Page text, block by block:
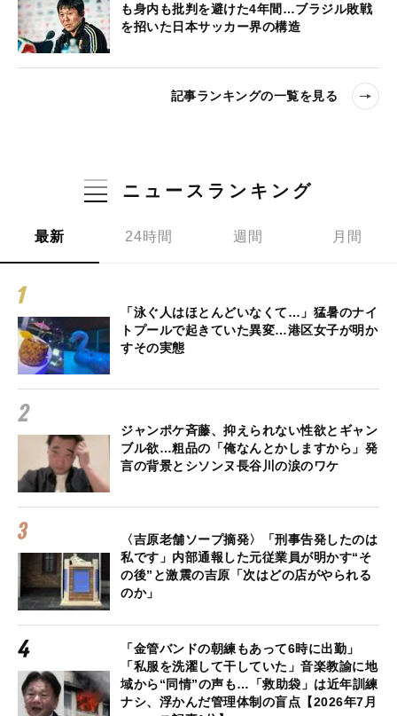
も身内も批判を避けた4年間…ブラジル敗戦
を招いた日本サッカー界の構造
記事ランキングの一覧を見る
ニュースランキング
最新 24時間 週間 月間
「泳ぐ人はほとんどいなくて…」猛暑のナイ
トプールで起きていた異変…港区女子が明か
すその実態
ジャンポケ斉藤、抑えられない性欲とギャン
ブル欲…粗品の「俺なんとかしますから」発
言の背景とシソンヌ長谷川の涙のワケ
〈吉原老舗ソープ摘発〉「刑事告発したのは
私です」内部通報した元従業員が明かす“そ
の後”と激震の吉原「次はどの店がやられる
のか」
「金管バンドの朝練もあって6時に出勤」
「私服を洗濯して干していた」音楽教諭に地
域から“同情”の声も…「救助袋」は近年訓練
ナシ、浮かんだ管理体制の盲点【2026年7月